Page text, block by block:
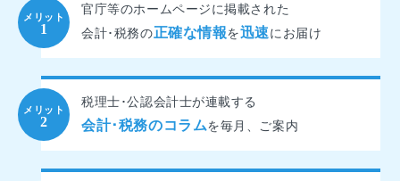
官庁等のホームページに掲載された
会計･税務の正確な情報を迅速 にお届け
税理士･公認会計士が連載する
会計･税務のコラムを毎月、ご案内